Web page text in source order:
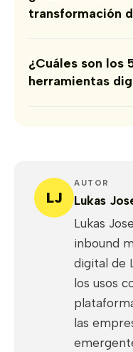
transformación
¿Cuáles son los
herramientas
LJ
AUTOR
Lukas
Lukas
inbound
digital de
los usos
las